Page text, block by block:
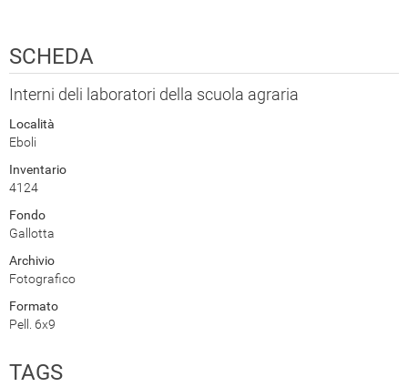
SCHEDA
Interni deli laboratori della scuola agraria
Località
Eboli
Inventario
4124
Fondo
Gallotta
Archivio
Fotografico
Formato
Pell. 6x9
TAGS